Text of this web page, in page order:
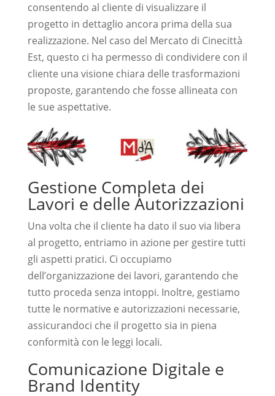
consentendo al cliente di visualizzare il
progetto in dettaglio ancora prima della sua
realizzazione. Nel caso del Mercato di Cinecittà
Est, questo ci ha permesso di condividere con il
cliente una visione chiara delle trasformazioni
proposte, garantendo che fosse allineata con
le sue aspettative.
Gestione Completa dei
Lavori e delle Autorizzazioni
Una volta che il cliente ha dato il suo via libera
al progetto, entriamo in azione per gestire tutti
gli aspetti pratici. Ci occupiamo
dell’organizzazione dei lavori, garantendo che
tutto proceda senza intoppi. Inoltre, gestiamo
tutte le normative e autorizzazioni necessarie,
assicurandoci che il progetto sia in piena
conformità con le leggi locali.
Comunicazione Digitale e
Brand Identity